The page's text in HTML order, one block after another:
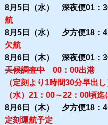
8月5日（水） 深夜便01：
航
8月5日（水） 夕方便18
欠航
8月6日（木） 深夜便01
天候調査中 00：00出港
（定刻より1時間30分早出
（水）21：00～22：00頃迄
8月6日（木） 夕方便18：
定刻運航予定